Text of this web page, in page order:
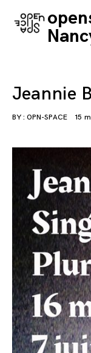
Skip
to
Jeannie
BY : OPN-SPACE 15